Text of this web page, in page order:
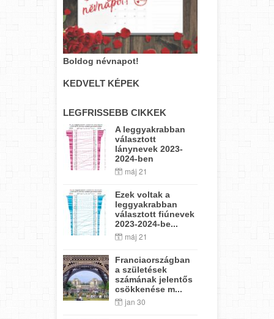
Boldog névnapot!
KEDVELT KÉPEK
LEGFRISSEBB CIKKEK
A leggyakrabban
választott
lánynevek 2023-
2024-ben
máj 21
Ezek voltak a
leggyakrabban
választott fiúnevek
2023-2024-be...
máj 21
Franciaországban
a születések
számának jelentős
csökkenése m...
jan 30